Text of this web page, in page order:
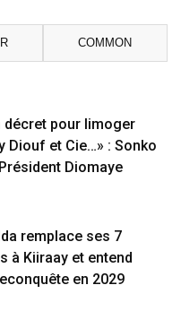
COMMON
décret pour limoger
Diouf et Cie…» : Sonko
Diomaye
remplace ses 7
à Kiiraay et entend
en 2029